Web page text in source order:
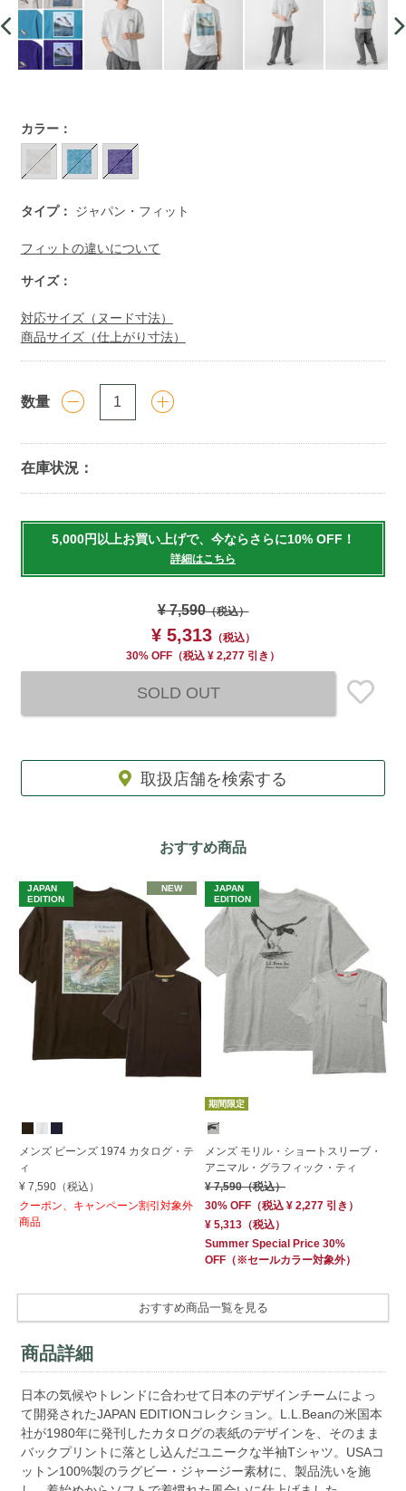
https://www.llbean.co.jp/mens/tops/tshirts-
short/g/BYX065425.html
カラー：
タイプ： ジャパン・フィット
フィットの違いについて
サイズ：
対応サイズ（ヌード寸法）
商品サイズ（仕上がり寸法）
数量
在庫状況：
to
5,000円以上お買い上げで、今ならさらに10% OFF！
詳細はこちら
¥ 7,590（税込）
¥ 5,313（税込）
30% OFF （税込 ¥ 2,277 引き）
SOLD OUT
取扱店舗を検索する
おすすめ商品
JAPAN
EDITION
NEW
メンズ ビーンズ 1974 カタログ・テ
ィ
¥ 7,590（税込）
クーポン、キャンペーン割引対象外
商品
JAPAN
EDITION
期間限定
メンズ モリル・ショートスリーブ・
アニマル・グラフィック・ティ
¥ 7,590（税込）
30% OFF （税込 ¥ 2,277 引き）
¥ 5,313 （税込）
Summer Special Price 30%
OFF （※セールカラー対象外）
おすすめ商品一覧を見る
商品詳細
日本の気候やトレンドに合わせて日本のデザインチームによっ
て開発されたJAPAN EDITIONコレクション。L.L.Beanの米国本
社が1980年に発刊したカタログの表紙のデザインを、そのまま
バックプリントに落とし込んだユニークな半袖Tシャツ。USAコ
ットン100%製のラグビー・ジャージー素材に、製品洗いを施